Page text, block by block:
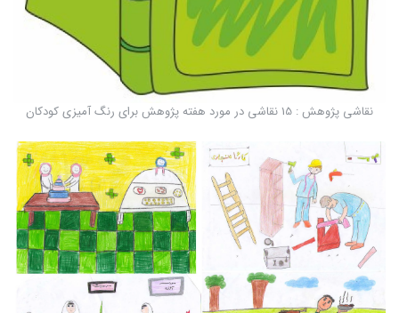
نقاشی پژوهش : 15 نقاشی در مورد هفته پژوهش برای رنگ آمیزی کودکان